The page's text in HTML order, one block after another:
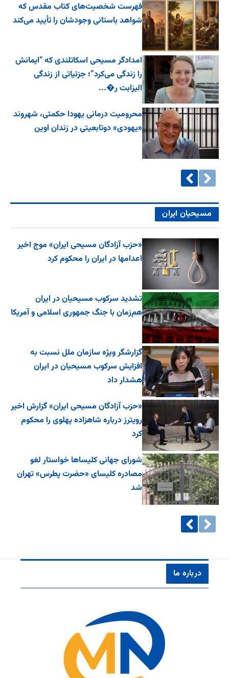
فهرست شخصیت‌های کتاب مقدس که
شواهد باستانی وجودشان را تأیید می‌کند
امدادگر مسیحی اسکاتلندی که “ایمانش
را زندگی می‌کرد”؛ جزئیاتی از زندگی
الیزابت ر�...
محرومیت درمانی یهودا حکمتی، شهروند
«یهودی» دوتابعیتی در زندان اوین
مسیحیان ایران
«حزب آزادگان مسیحی ایران» موج اخیر
اعدامها در ایران را محکوم کرد
تشدید سرکوب مسیحیان در ایران
هم‌زمان با جنگ جمهوری اسلامی و آمریکا
گزارشگر ویژه سازمان ملل نسبت به
افزایش سرکوب مسیحیان در ایران
هشدار داد
«حزب آزادگان مسیحی ایران» گزارش اخیر
رویترز درباره شاهزاده پهلوی را محکوم
کرد
شورای جهانی کلیساها خواستار لغو
مصادره کلیسای «حضرت پطرس» تهران
شد
درباره ما